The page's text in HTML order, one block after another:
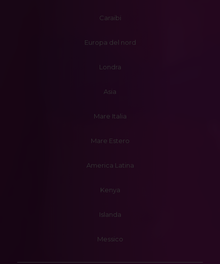
Caraibi
Europa del nord
Londra
Asia
Mare Italia
Mare Estero
America Latina
Kenya
Islanda
Messico